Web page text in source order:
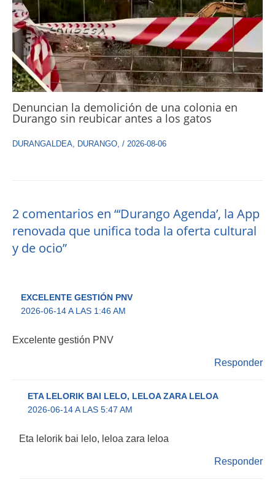
Denuncian la demolición de una colonia en
Durango sin reubicar antes a los gatos
DURANGALDEA, DURANGO, / 2026-08-06
2 comentarios en “‘Durango Agenda’, la App
renovada que unifica toda la oferta cultural
y de ocio”
EXCELENTE GESTIÓN PNV
2026-06-14 A LAS 1:46 AM
Excelente gestión PNV
Responder
ETA LELORIK BAI LELO, LELOA ZARA LELOA
2026-06-14 A LAS 5:47 AM
Eta lelorik bai lelo, leloa zara leloa
Responder